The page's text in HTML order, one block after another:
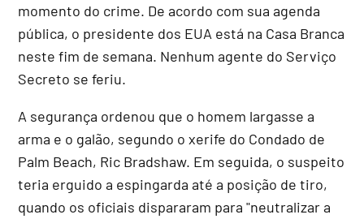
momento do crime. De acordo com sua agenda
pública, o presidente dos EUA está na Casa Branca
neste fim de semana. Nenhum agente do Serviço
Secreto se feriu.
A segurança ordenou que o homem largasse a
arma e o galão, segundo o xerife do Condado de
Palm Beach, Ric Bradshaw. Em seguida, o suspeito
teria erguido a espingarda até a posição de tiro,
quando os oficiais dispararam para "neutralizar a